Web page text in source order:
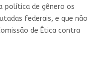
política de gênero os
federais, e que não
de Ética contra